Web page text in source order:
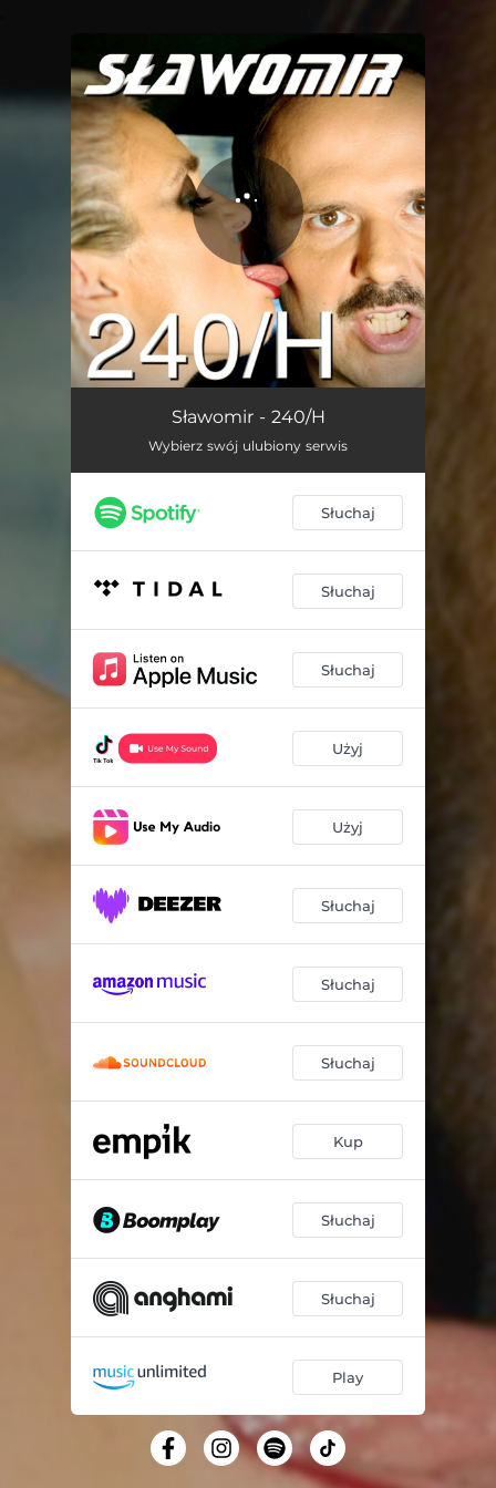
You're all set!
Sławomir - 240/H
Wybierz swój ulubiony serwis
Słuchaj
Słuchaj
Słuchaj
Użyj
Użyj
Słuchaj
Słuchaj
Słuchaj
Kup
Słuchaj
Słuchaj
Play